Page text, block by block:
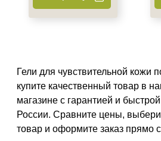
Показать еще
Возраст
Любой возраст
Любой возраст (от 18 лет)
Гели для чувствительной кожи
купите качественный товар в
магазине с гарантией и
России. Сравните цены,
товар и оформите заказ прямо